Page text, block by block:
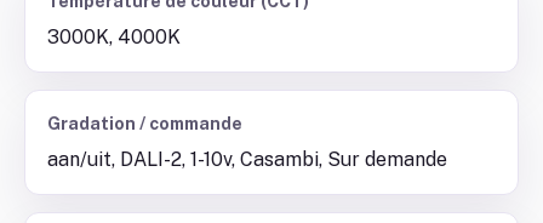
3000K, 4000K
Gradation / commande
aan/uit, DALI-2, 1-10v, Casambi, Sur demande